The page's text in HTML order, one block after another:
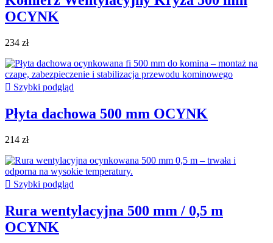
OCYNK
234 zł
 Szybki podgląd
Płyta dachowa 500 mm OCYNK
214 zł
 Szybki podgląd
Rura wentylacyjna 500 mm / 0,5 m
OCYNK